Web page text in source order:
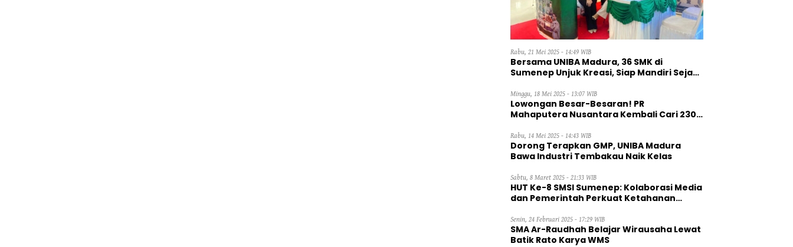
Rabu, 21 Mei 2025 - 14:49 WIB
Bersama UNIBA Madura, 36 SMK di
Sumenep Unjuk Kreasi, Siap Mandiri Sejak
Minggu, 18 Mei 2025 - 13:07 WIB
Lowongan Besar-Besaran! PR
Mahaputera Nusantara Kembali Cari 230
Rabu, 14 Mei 2025 - 14:43 WIB
Dorong Terapkan GMP, UNIBA Madura
Bawa Industri Tembakau Naik Kelas
Sabtu, 8 Maret 2025 - 21:33 WIB
HUT Ke-8 SMSI Sumenep: Kolaborasi Media
dan Pemerintah Perkuat Ketahanan
Senin, 24 Februari 2025 - 17:29 WIB
SMA Ar-Raudhah Belajar Wirausaha Lewat
Batik Rato Karya WMS